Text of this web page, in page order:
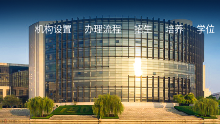
机构设置 办理流程 招生 培养 学位